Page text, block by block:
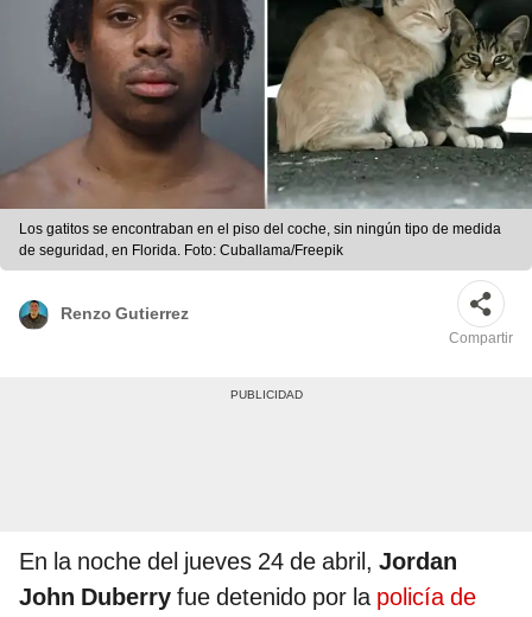
Los gatitos se encontraban en el piso del coche, sin ningún tipo de medida
de seguridad, en Florida. Foto: Cuballama/Freepik
Renzo Gutierrez
Compartir
En la noche del jueves 24 de abril, Jordan
John Duberry fue detenido por la policía de